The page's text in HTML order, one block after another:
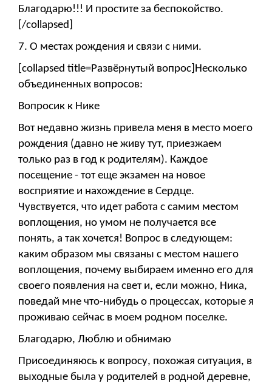
Благодарю!!! И простите за беспокойство.
[/collapsed]
7. О местах рождения и связи с ними.
[collapsed title=Развёрнутый вопрос]Несколько
объединенных вопросов:
Вопросик к Нике
Вот недавно жизнь привела меня в место моего
рождения (давно не живу тут, приезжаем
только раз в год к родителям). Каждое
посещение - тот еще экзамен на новое
восприятие и нахождение в Сердце.
Чувствуется, что идет работа с самим местом
воплощения, но умом не получается все
понять, а так хочется! Вопрос в следующем:
каким образом мы связаны с местом нашего
воплощения, почему выбираем именно его для
своего появления на свет и, если можно, Ника,
поведай мне что-нибудь о процессах, которые я
проживаю сейчас в моем родном поселке.
Благодарю, Люблю и обнимаю
Присоединяюсь к вопросу, похожая ситуация, в
выходные была у родителей в родной деревне,